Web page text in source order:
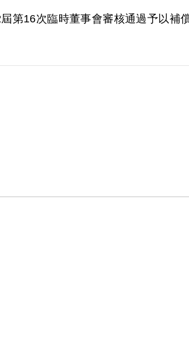
第16次臨時董事會審核通過予以補
均否認，且原判決對其所參加組織